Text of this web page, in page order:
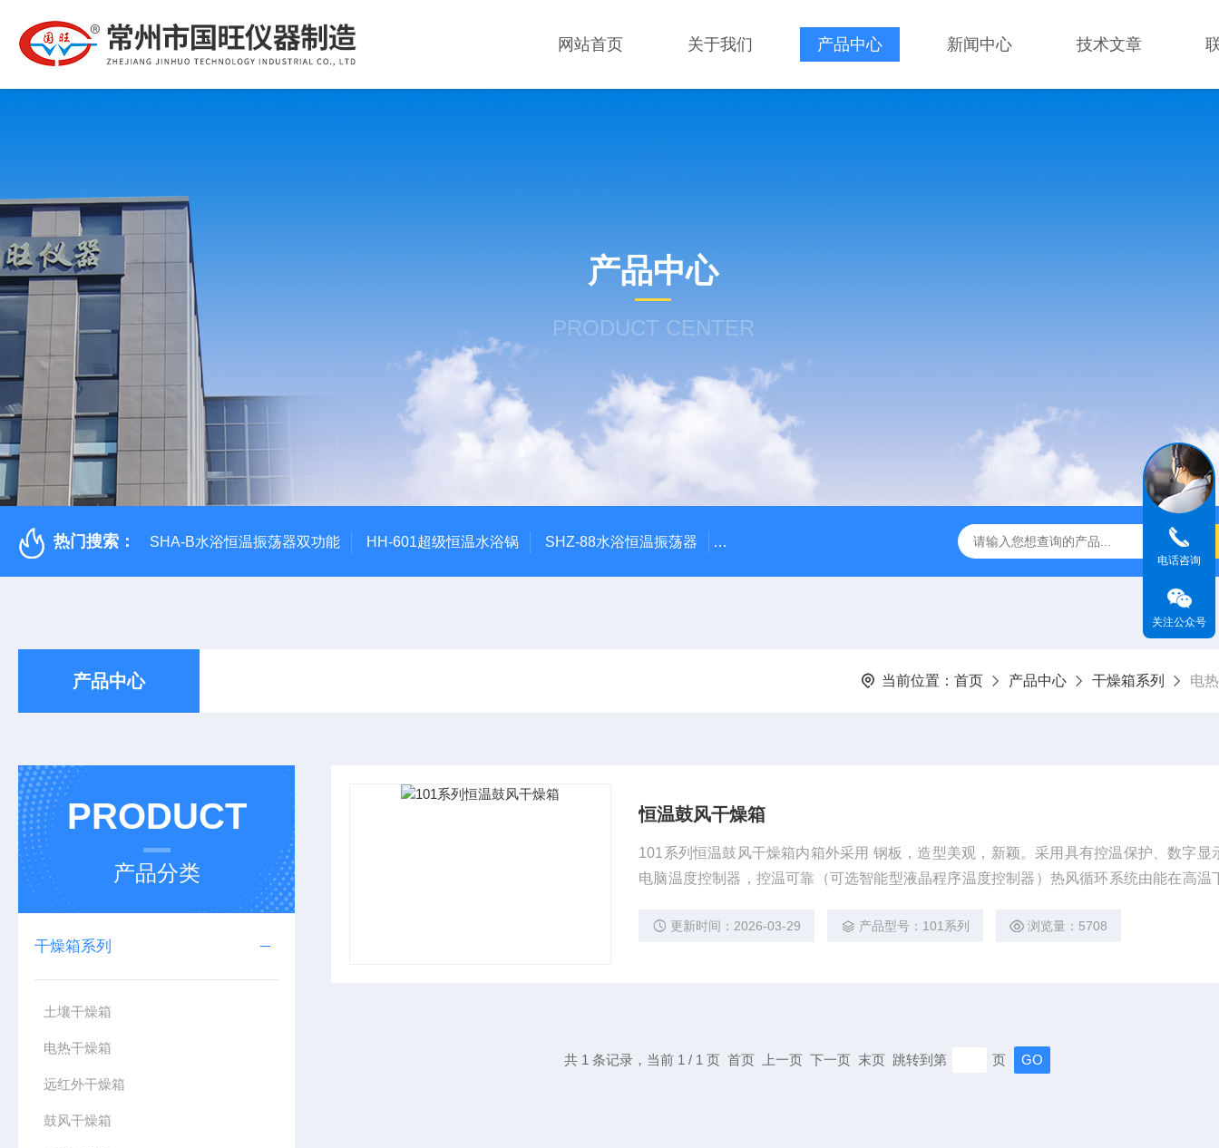
网站首页 关于我们 产品中心 新闻中心 技术文章
产品中心
PRODUCT CENTER
热门搜索： SHA-B水浴恒温振荡器双功能 HH-601超级恒温水浴锅 SHZ-88水浴恒温振荡器 HZQ-2水浴全温振荡器 THZ-82A气浴恒温振荡器价格 GW-1102双层
产品中心 当前位置： 首页 产品中心 干燥箱系列 电
PRODUCT
产品分类
干燥箱系列
土壤干燥箱
电热干燥箱
远红外干燥箱
鼓风干燥箱
恒温鼓风干燥箱
101系列恒温鼓风干燥箱内箱外采用 钢板，造型美观，新颖。采用具有控温保护、数字显
电脑温度控制器，控温可靠（可选智能型液晶程序温度控制器）热风循环系统由能在高温
更新时间：2026-03-29 产品型号：101系列 浏览量：5708
共 1 条记录，当前 1 / 1 页 首页 上一页 下一页 末页 跳转到第 页
电话咨询
关注公众号